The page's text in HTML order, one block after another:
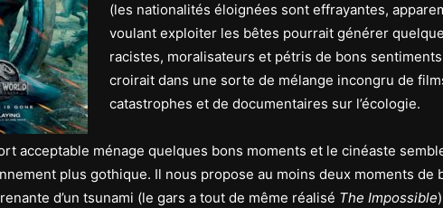
(les nationalités éloignées sont effrayantes,
voulant exploiter les bêtes pourrait générer
racistes, moralisateurs et pétris de bons
croirait dans une sorte de mélange incongru de
catastrophes et de documentaires sur l’écologie.
acceptable ménage quelques bons moments et le cinéaste
plus gothique. Il nous propose au moins deux moments de
d’un tsunami (le gars a tout de même réalisé The Impossible